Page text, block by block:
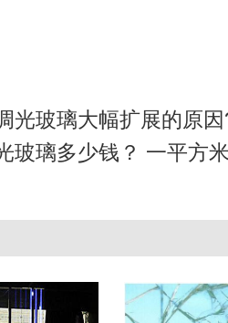
光玻璃大幅扩展的原
玻璃多少钱？ 一平方